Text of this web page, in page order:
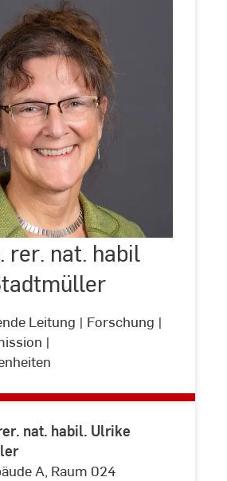
rer. nat. habil
Leitung | Forschung |
|
Prof.
Dr.
rer.
nat.
Ulrike
nat. habil. Ulrike
A, Raum 024